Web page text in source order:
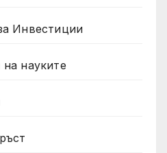
Инвестиции
науките